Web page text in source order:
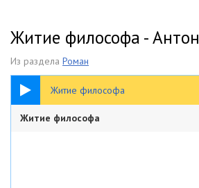
Житие философа -
Из раздела Роман
Житие философа
34:12
Житие философа